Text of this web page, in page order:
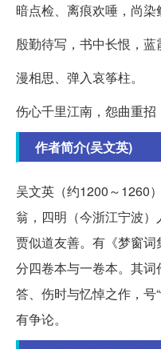
暗点检、离痕欢唾，尚染
殷勤待写，书中长恨，蓝
漫相思、弹入哀筝柱。
伤心千里江南，怨曲重招
作者简介(吴文英)
吴文英（约1200～1260
翁，四明（今浙江宁波
贾似道友善。有《梦窗词
分四卷本与一卷本。其
答、伤时与忆悼之作，号
有争论。